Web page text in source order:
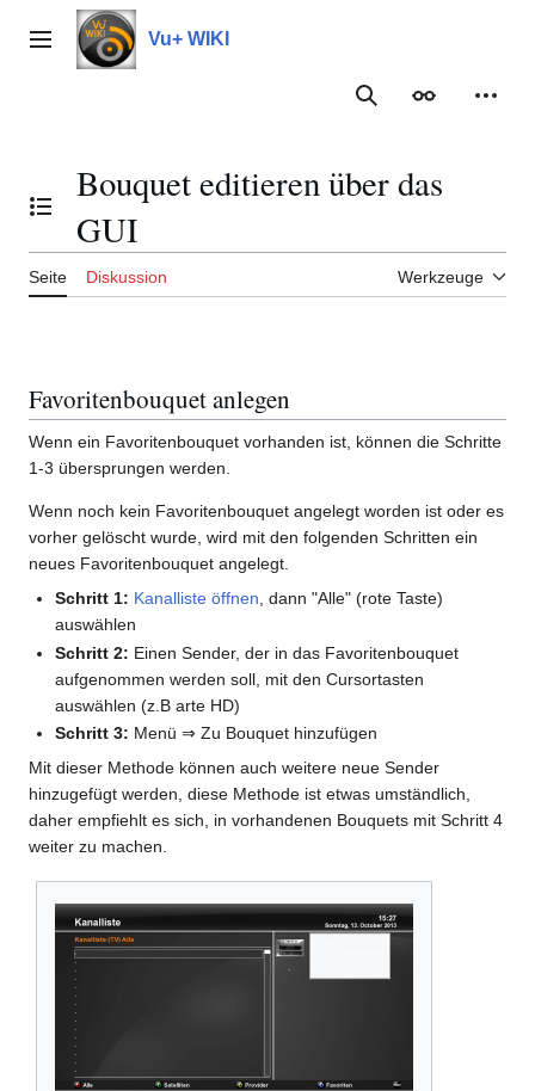
Inhalt
springenHauptmenü Vu+ WIKI
Suche
Inhaltsverzeichnis umschalten
Bouquet editieren über das
GUI
Seite Diskussion Werkzeuge
Favoritenbouquet anlegen
Wenn ein Favoritenbouquet vorhanden ist, können die Schritte
1-3 übersprungen werden.
Wenn noch kein Favoritenbouquet angelegt worden ist oder es
vorher gelöscht wurde, wird mit den folgenden Schritten ein
neues Favoritenbouquet angelegt.
Schritt 1: Kanalliste öffnen , dann "Alle" (rote Taste)
auswählen
Schritt 2: Einen Sender, der in das Favoritenbouquet
aufgenommen werden soll, mit den Cursortasten
auswählen (z.B arte HD)
Schritt 3: Menü ⇒ Zu Bouquet hinzufügen
Mit dieser Methode können auch weitere neue Sender
hinzugefügt werden, diese Methode ist etwas umständlich,
daher empfiehlt es sich, in vorhandenen Bouquets mit Schritt 4
weiter zu machen.